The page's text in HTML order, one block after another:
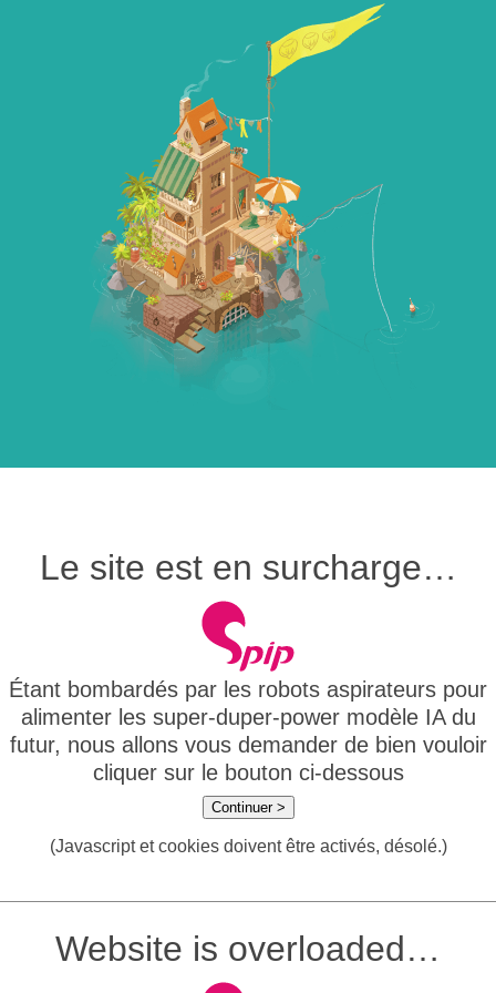
Le site est en surcharge…
Étant bombardés par les robots aspirateurs pour
alimenter les super-duper-power modèle IA du
futur, nous allons vous demander de bien vouloir
cliquer sur le bouton ci-dessous
Continuer >
(Javascript et cookies doivent être activés, désolé.)
Website is overloaded…